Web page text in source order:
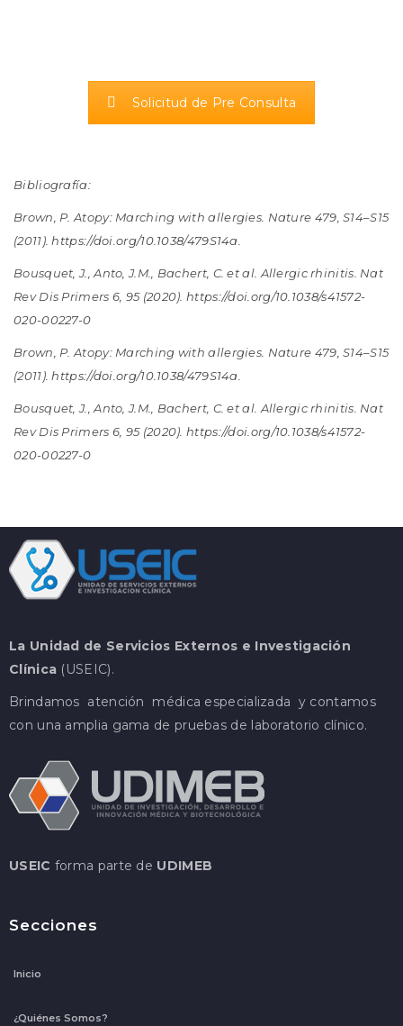
Solicitud de Pre Consulta
Bibliografía:
Brown, P. Atopy: Marching with allergies. Nature 479, S14–S15
(2011).https://doi.org/10.1038/479S14a.
Bousquet, J., Anto, J.M., Bachert, C. et al. Allergic rhinitis. Nat
Rev Dis Primers 6, 95 (2020).https://doi.org/10.1038/s41572-
020-00227-0
Brown, P. Atopy: Marching with allergies. Nature 479, S14–S15
(2011).https://doi.org/10.1038/479S14a.
Bousquet, J., Anto, J.M., Bachert, C. et al. Allergic rhinitis. Nat
Rev Dis Primers 6, 95 (2020).https://doi.org/10.1038/s41572-
020-00227-0
La Unidad de Servicios Externos e Investigación
Clínica (USEIC).
Brindamos atención médica especializada y contamos
con una amplia gama de pruebas de laboratorio clínico.
USEIC forma parte de UDIMEB
Secciones
Inicio
¿Quiénes Somos?